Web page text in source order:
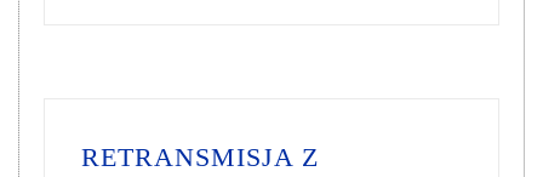
RETRANSMISJA Z